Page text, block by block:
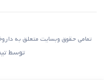
تمامی حقوق وبسایت متعلق به
توسط